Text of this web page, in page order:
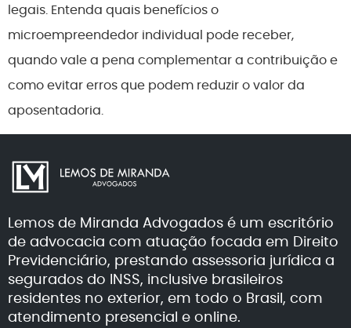
legais. Entenda quais benefícios o
microempreendedor individual pode receber,
quando vale a pena complementar a contribuição e
como evitar erros que podem reduzir o valor da
aposentadoria.
Lemos de Miranda Advogados é um escritório
de advocacia com atuação focada em Direito
Previdenciário, prestando assessoria jurídica a
segurados do INSS, inclusive brasileiros
residentes no exterior, em todo o Brasil, com
atendimento presencial e online.